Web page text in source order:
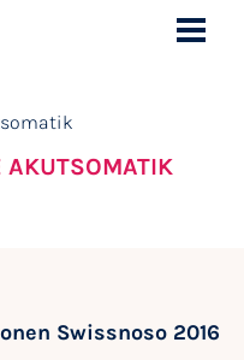
AKUTSOMATIK
Swissnoso 2016